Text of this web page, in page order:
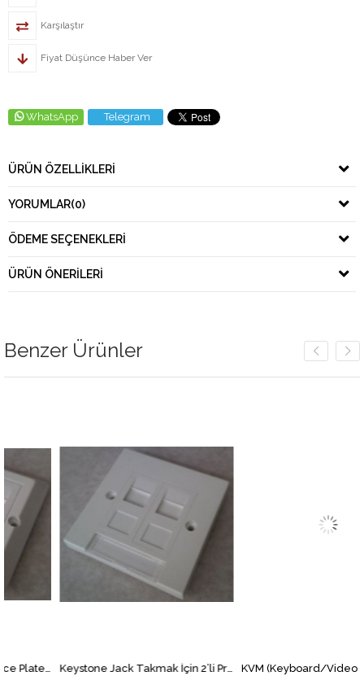
Karşılaştır
Fiyat Düşünce Haber Ver
WhatsApp Telegram
ÜRÜN ÖZELLIKLERI
YORUMLAR(0)
ÖDEME SEÇENEKLERI
ÜRÜN ÖNERILERI
Benzer Ürünler
80x80 Priz Çerçevesi (Face Plate) 2&#039;li Keystone Jack Takmak İçin 2’li Priz Çerçevesi, tozdan korumak amacıyla kapaklı